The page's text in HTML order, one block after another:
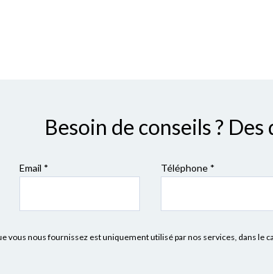
Besoin de conseils ? Des
Email * Téléphone *
vous nous fournissez est uniquement utilisé par nos services, dans